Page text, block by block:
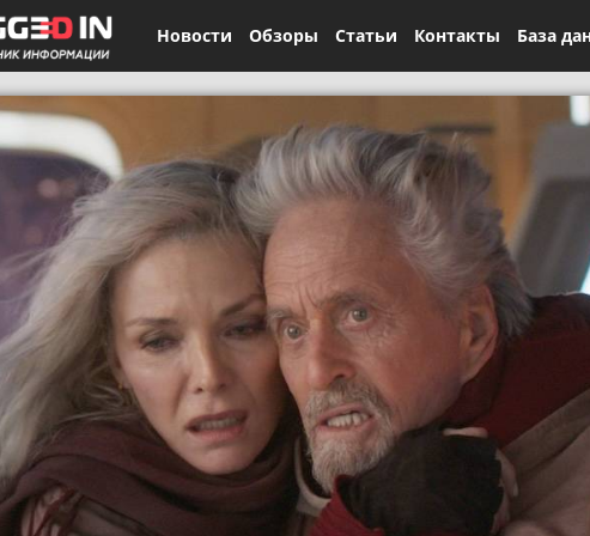
Новости Обзоры Статьи Контакты База